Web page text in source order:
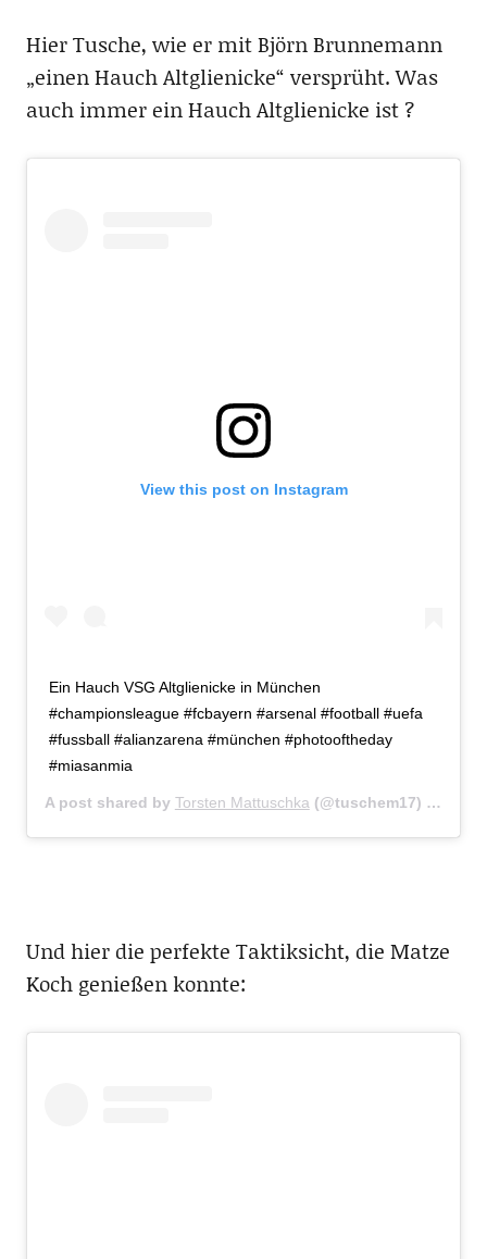
Hier Tusche, wie er mit Björn Brunnemann
„einen Hauch Altglienicke“ versprüht. Was
auch immer ein Hauch Altglienicke ist ?
View this post on Instagram
Ein Hauch VSG Altglienicke in München
#championsleague #fcbayern #arsenal #football #uefa
#fussball #alianzarena #münchen #photooftheday
#miasanmia
A post shared by Torsten Mattuschka (@tuschem17) on
Und hier die perfekte Taktiksicht, die Matze
Koch genießen konnte: